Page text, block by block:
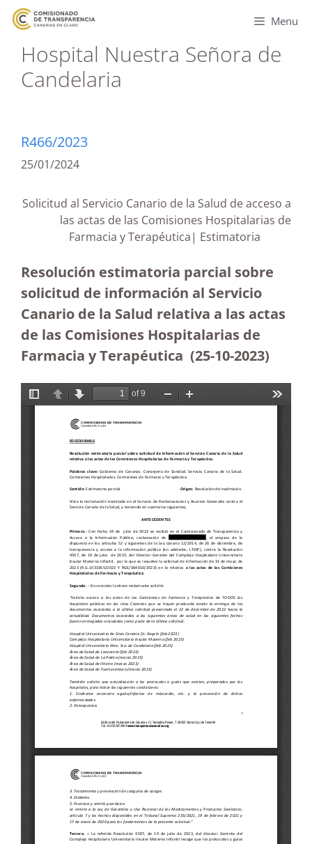
Menu
Hospital Nuestra Señora de
Candelaria
R466/2023
25/01/2024
Solicitud al Servicio Canario de la Salud de acceso a
las actas de las Comisiones Hospitalarias de
Farmacia y Terapéutica| Estimatoria
Resolución estimatoria parcial sobre
solicitud de información al Servicio
Canario de la Salud relativa a las actas
de las Comisiones Hospitalarias de
Farmacia y Terapéutica (25-10-2023)